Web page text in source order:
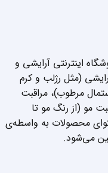
اینترنتی آرایشی و
(مثل رژلب و کرم
مرطوب)، مراقبت
مو (از رنگ مو تا
محصولات به واسطه‌ی
می‌شود.